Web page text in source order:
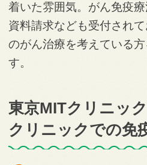
着いた雰囲気。がん免疫
資料請求なども受付され
のがん治療を考えている
す。
東京MITクリニッ
クリニックでの免